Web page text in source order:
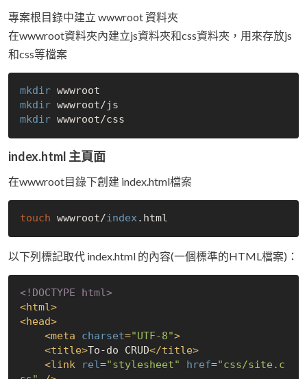
專案根目錄中建立 wwwroot 資料夾
在wwwroot資料夾內建立js資料夾和css資料夾，用來存放js
和css等檔案
mkdir
mkdir
mkdir
index.html 主頁面
在wwwroot目錄下創建 index.html檔案
touch wwwroot/index
以下列標記取代 index.html 的內容(一個標準的HTML檔案)：
<!DOCTYPE html>
<html>
<head>
<meta charset="UTF-8">
<title>To-do CRUD</title>
<link rel="stylesheet" href="css/site.c